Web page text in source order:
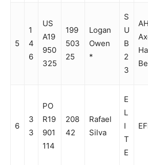
5
1
4
6
US
A19
950
325
199
503
25
Logan
Owen
*
S
U
B
2
3
6
3
3
PO
R19
901
114
208
42
Rafael
Silva
E
L
I
T
E